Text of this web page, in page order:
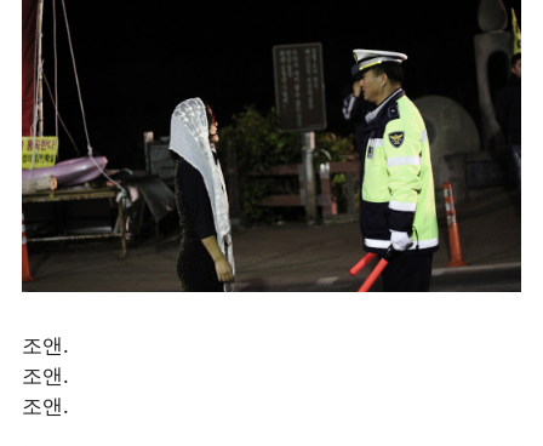
조앤.
조앤.
조앤.